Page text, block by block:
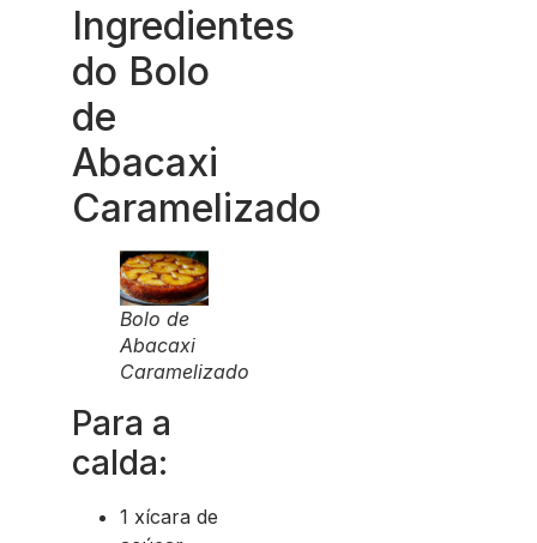
Ingredientes
do Bolo
de
Abacaxi
Caramelizado
Bolo de
Abacaxi
Caramelizado
Para a
calda:
1 xícara de